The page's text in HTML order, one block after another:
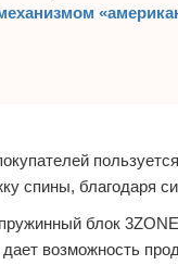
спины, благодаря
блок
возможность